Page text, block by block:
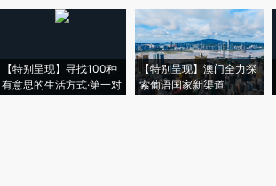
【特别呈现】寻找100种
有意思的生活方式·第一对
【特别呈现】澳门全力探
索葡语国家新渠道